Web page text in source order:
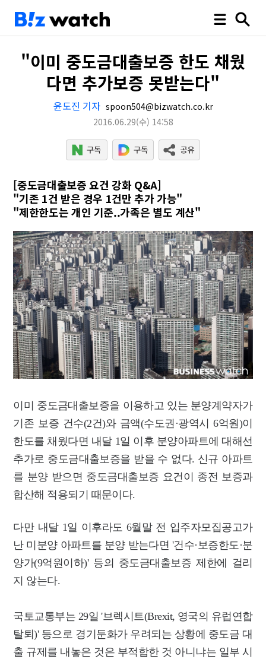
"이미 중도금대출보증 한도 채웠
다면 추가보증 못받는다"
윤도진 기자 spoon504@bizwatch.co.kr
2016.06.29(수) 14:58
[중도금대출보증 요건 강화 Q&A]
"기존 1건 받은 경우 1건만 추가 가능"
"제한한도는 개인 기준..가족은 별도 계산"
이미 중도금대출보증을 이용하고 있는 분양계약자가
기존 보증 건수(2건)와 금액(수도권·광역시 6억원)이
한도를 채웠다면 내달 1일 이후 분양아파트에 대해선
추가로 중도금대출보증을 받을 수 없다. 신규 아파트
를 분양 받으면 중도금대출보증 요건이 종전 보증과
합산해 적용되기 때문이다.
다만 내달 1일 이후라도 6월말 전 입주자모집공고가
난 미분양 아파트를 분양 받는다면 '건수·보증한도·분
양가(9억원이하)' 등의 중도금대출보증 제한에 걸리
지 않는다.
국토교통부는 29일 '브렉시트(Brexit, 영국의 유럽연합
탈퇴)' 등으로 경기둔화가 우려되는 상황에 중도금 대
출 규제를 내놓은 것은 부적합한 것 아니냐는 일부 시